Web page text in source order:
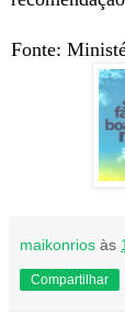
Fonte:
maikonrios às
Compartilhar